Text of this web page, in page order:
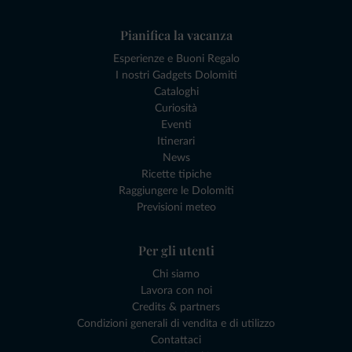
Pianifica la vacanza
Esperienze e Buoni Regalo
I nostri Gadgets Dolomiti
Cataloghi
Curiosità
Eventi
Itinerari
News
Ricette tipiche
Raggiungere le Dolomiti
Previsioni meteo
Per gli utenti
Chi siamo
Lavora con noi
Credits & partners
Condizioni generali di vendita e di utilizzo
Contattaci